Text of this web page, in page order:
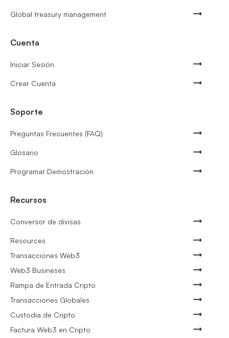
Global treasury management
Cuenta
Iniciar Sesión
Crear Cuenta
Soporte
Preguntas Frecuentes (FAQ)
Glosario
Programar Demostración
Recursos
Conversor de divisas
Resources
Transacciones Web3
Web3 Busineses
Rampa de Entrada Cripto
Transacciones Globales
Custodia de Cripto
Factura Web3 en Cripto